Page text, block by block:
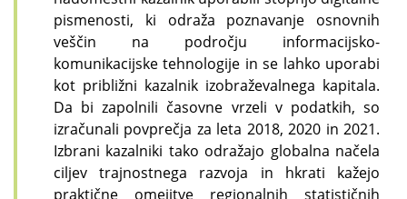
pismenosti, ki odraža poznavanje osnovnih
veščin na področju informacijsko-
komunikacijske tehnologije in se lahko uporabi
kot približni kazalnik izobraževalnega kapitala.
Da bi zapolnili časovne vrzeli v podatkih, so
izračunali povprečja za leta 2018, 2020 in 2021.
Izbrani kazalniki tako odražajo globalna načela
ciljev trajnostnega razvoja in hkrati kažejo
praktične omejitve regionalnih statističnih